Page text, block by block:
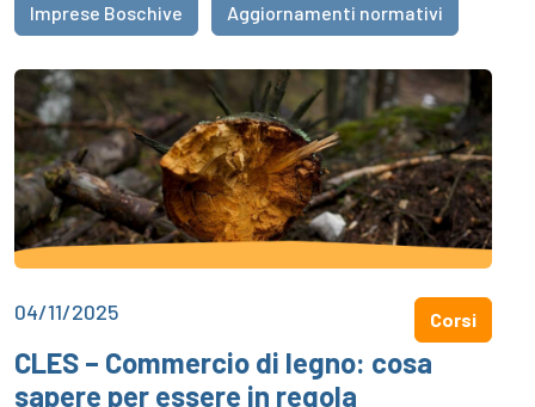
Imprese Boschive Aggiornamenti normativi
04/11/2025 Corsi
CLES – Commercio di legno: cosa
sapere per essere in regola